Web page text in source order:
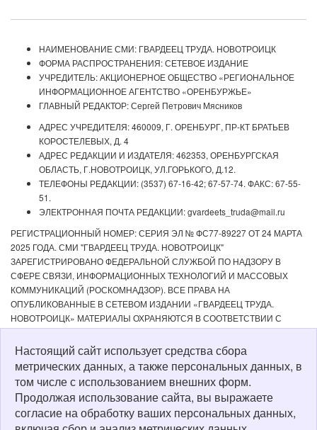
НАИМЕНОВАНИЕ СМИ: ГВАРДЕЕЦ ТРУДА. НОВОТРОИЦК
ФОРМА РАСПРОСТРАНЕНИЯ: СЕТЕВОЕ ИЗДАНИЕ
УЧРЕДИТЕЛЬ: АКЦИОНЕРНОЕ ОБЩЕСТВО «РЕГИОНАЛЬНОЕ
ИНФОРМАЦИОННОЕ АГЕНТСТВО «ОРЕНБУРЖЬЕ»
ГЛАВНЫЙ РЕДАКТОР: Сергей Петрович Мясников
АДРЕС УЧРЕДИТЕЛЯ: 460009, Г. ОРЕНБУРГ, ПР-КТ БРАТЬЕВ
КОРОСТЕЛЕВЫХ, Д. 4
АДРЕС РЕДАКЦИИ И ИЗДАТЕЛЯ: 462353, ОРЕНБУРГСКАЯ
ОБЛАСТЬ, Г.НОВОТРОИЦК, УЛ.ГОРЬКОГО, Д.12.
ТЕЛЕФОНЫ РЕДАКЦИИ: (3537) 67-16-42; 67-57-74. ФАКС: 67-55-
51.
ЭЛЕКТРОННАЯ ПОЧТА РЕДАКЦИИ: gvardeets_truda@mail.ru
РЕГИСТРАЦИОННЫЙ НОМЕР: СЕРИЯ ЭЛ № ФС77-89227 ОТ 24 МАРТА
2025 ГОДА. СМИ "ГВАРДЕЕЦ ТРУДА. НОВОТРОИЦК"
ЗАРЕГИСТРИРОВАНО ФЕДЕРАЛЬНОЙ СЛУЖБОЙ ПО НАДЗОРУ В
СФЕРЕ СВЯЗИ, ИНФОРМАЦИОННЫХ ТЕХНОЛОГИЙ И МАССОВЫХ
КОММУНИКАЦИЙ (РОСКОМНАДЗОР). ВСЕ ПРАВА НА
ОПУБЛИКОВАННЫЕ В СЕТЕВОМ ИЗДАНИИ «ГВАРДЕЕЦ ТРУДА.
НОВОТРОИЦК» МАТЕРИАЛЫ ОХРАНЯЮТСЯ В СООТВЕТСТВИИ С
ЗАКОНОДАТЕЛЬСТВОМ РФ. ЛЮБОЕ ИСПОЛЬЗОВАНИЕ МАТЕРИАЛОВ
ДОПУСКАЕТСЯ ТОЛЬКО ПО СОГЛАСОВАНИЮ С РЕДАКЦИЕЙ С
ОБЯЗАТЕЛЬНОЙ АКТИВНОЙ ССЫЛКОЙ НА ИСТОЧНИК. РЕДАКЦИЯ НЕ
НЕСЕТ ОТВЕТСТВЕННОСТИ ЗА ДОСТОВЕРНОСТЬ РЕКЛАМНЫХ
МАТЕРИАЛОВ, РАЗМЕЩЕННЫХ В СЕТЕВОМ ИЗДАНИИ «ГВАРДЕЕЦ
ТРУДА. НОВОТРОИЦК», А ТАКЖЕ ЗА СОДЕРЖАНИЕ ВЕБ-САЙТОВ, НА
КОТОРЫЕ ДАНЫ ГИПЕРССЫЛКИ. ДЛЯ ДЕТЕЙ СТАРШЕ 16 ЛЕТ.
Настоящий сайт использует средства сбора
метрических данных, а также персональных данных, в
том числе с использованием внешних форм.
Продолжая использование сайта, вы выражаете
согласие на обработку ваших персональных данных,